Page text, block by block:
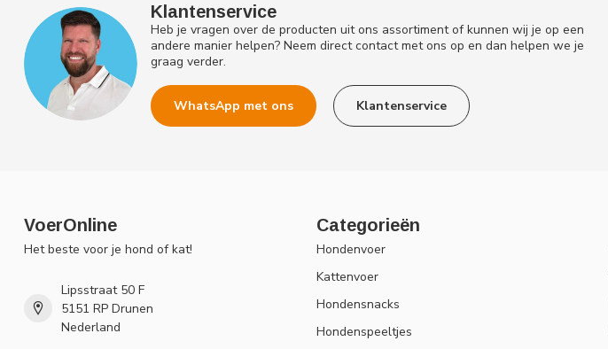
Klantenservice
Heb je vragen over de producten uit ons assortiment of kunnen wij je op een
andere manier helpen? Neem direct contact met ons op en dan helpen we je
graag verder.
WhatsApp met ons Klantenservice
VoerOnline
Het beste voor je hond of kat!
Lipsstraat 50 F
5151 RP Drunen
Nederland
Categorieën
Hondenvoer
Kattenvoer
Hondensnacks
Hondenspeeltjes